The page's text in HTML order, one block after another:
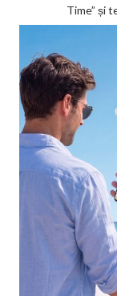
Time” și